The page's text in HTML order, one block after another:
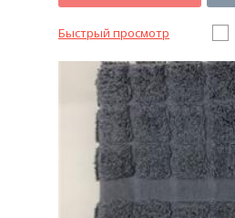
Быстрый просмотр